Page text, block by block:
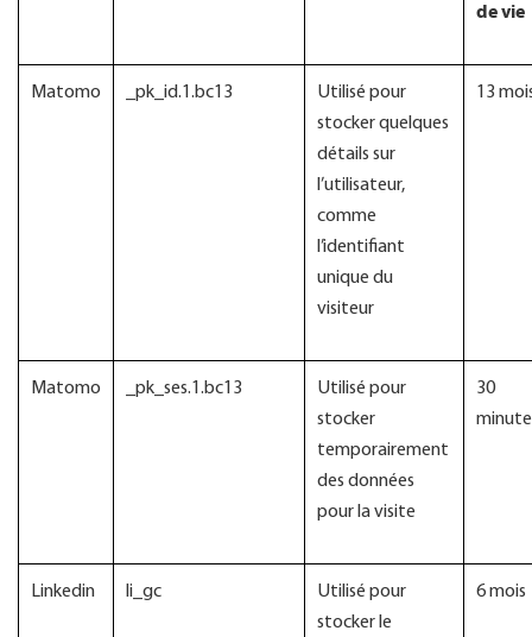
de vie
Matomo _pk_id.1.bc13
Utilisé pour
stocker quelques
détails sur
l’utilisateur,
comme
l’identifiant
unique du
visiteur
13
Matomo _pk_ses.1.bc13
Utilisé pour
stocker
temporairement
des données
pour la visite
30
Linkedin li_gc
Utilisé pour
stocker le
6 mois